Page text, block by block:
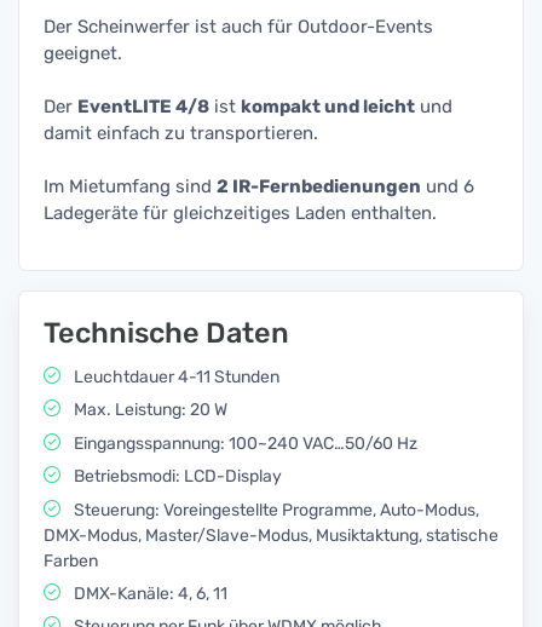
Der Scheinwerfer ist auch für Outdoor-Events
geeignet.
Der EventLITE 4/8 ist kompakt und leicht und
damit einfach zu transportieren.
Im Mietumfang sind 2 IR-Fernbedienungen und 6
Ladegeräte für gleichzeitiges Laden enthalten.
Technische Daten
Leuchtdauer 4-11 Stunden
Max. Leistung: 20 W
Eingangsspannung: 100~240 VAC…50/60 Hz
Betriebsmodi: LCD-Display
Steuerung: Voreingestellte Programme, Auto-Modus,
DMX-Modus, Master/Slave-Modus, Musiktaktung, statische
Farben
DMX-Kanäle: 4, 6, 11